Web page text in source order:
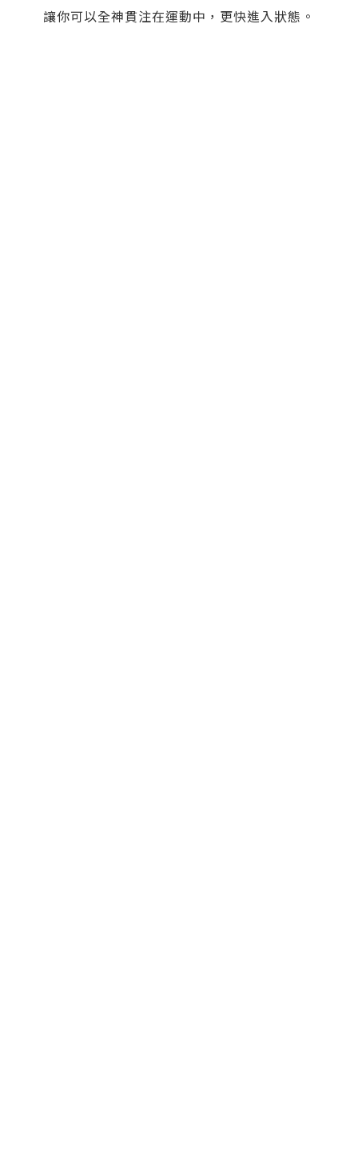
讓你可以全神貫注在運動中，更快進入狀態。